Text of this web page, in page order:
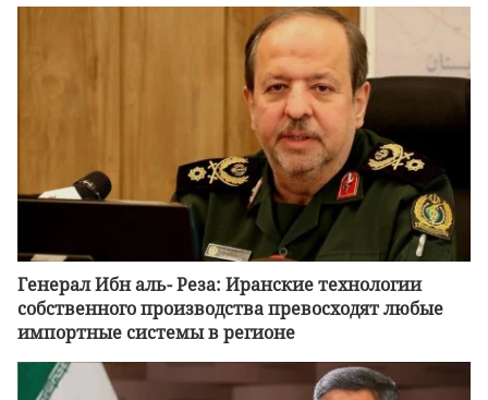
Генерал Ибн аль- Реза: Иранские технологии
собственного производства превосходят любые
импортные системы в регионе